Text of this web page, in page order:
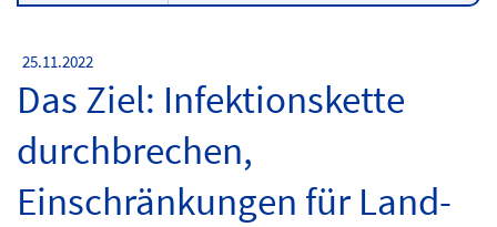
25.11.2022
Das Ziel: Infektionskette
durchbrechen,
Einschränkungen für Land-